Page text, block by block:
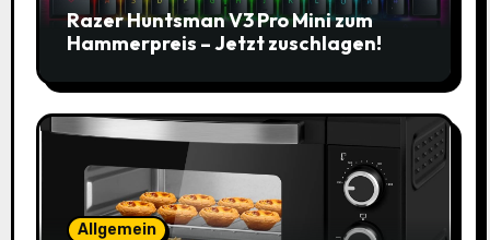
Razer Huntsman V3 Pro Mini zum
Hammerpreis – Jetzt zuschlagen!
Allgemein